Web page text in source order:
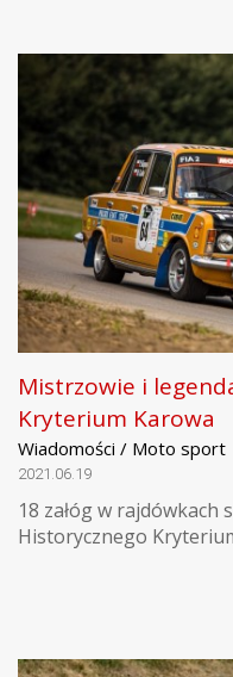
Mistrzowie i
Kryterium Karowa
Wiadomości / Moto sport
2021.06.19
18 załóg w rajdówkach
Historycznego